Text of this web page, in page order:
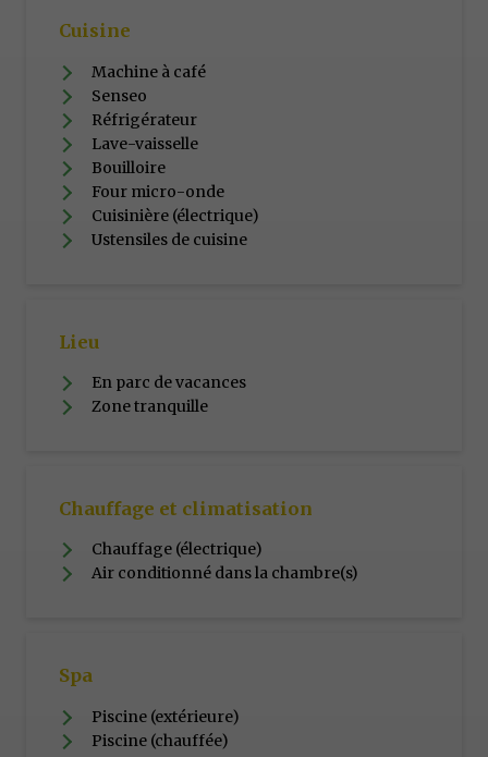
Cuisine
Machine à café
Senseo
Réfrigérateur
Lave-vaisselle
Bouilloire
Four micro-onde
Cuisinière (électrique)
Ustensiles de cuisine
Lieu
En parc de vacances
Zone tranquille
Chauffage et climatisation
Chauffage (électrique)
Air conditionné dans la chambre(s)
Spa
Piscine (extérieure)
Piscine (chauffée)